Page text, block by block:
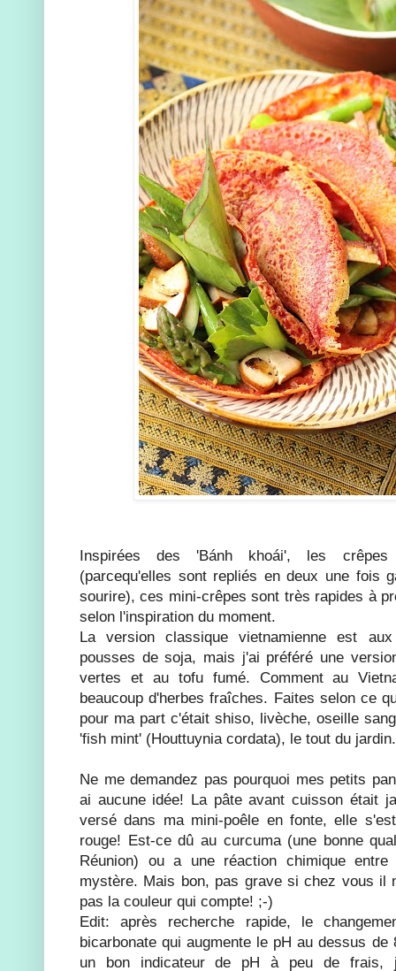
Inspirées des 'Bánh khoái', les crêpes
(parcequ'elles sont repliés en deux une fois
sourire), ces mini-crêpes sont très rapides à
selon l'inspiration du moment.
La version classique vietnamienne est
pousses de soja, mais j'ai préféré une
vertes et au tofu fumé. Comment au
beaucoup d'herbes fraîches. Faites selon ce
pour ma part c'était shiso, livèche, oseille
'fish mint' (Houttuynia cordata), le tout du jardin.
Ne me demandez pas pourquoi mes petits
ai aucune idée! La pâte avant cuisson était
versé dans ma mini-poêle en fonte, elle
rouge! Est-ce dû au curcuma (une bonne
Réunion) ou a une réaction chimique entre
mystère. Mais bon, pas grave si chez vous il
pas la couleur qui compte! ;-)
Edit: après recherche rapide, le
bicarbonate qui augmente le pH au dessus
un bon indicateur de pH à peu de frais,